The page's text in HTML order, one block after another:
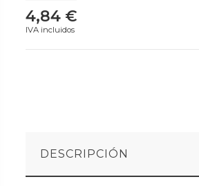
4,84 €
IVA incluidos
DESCRIPCIÓN